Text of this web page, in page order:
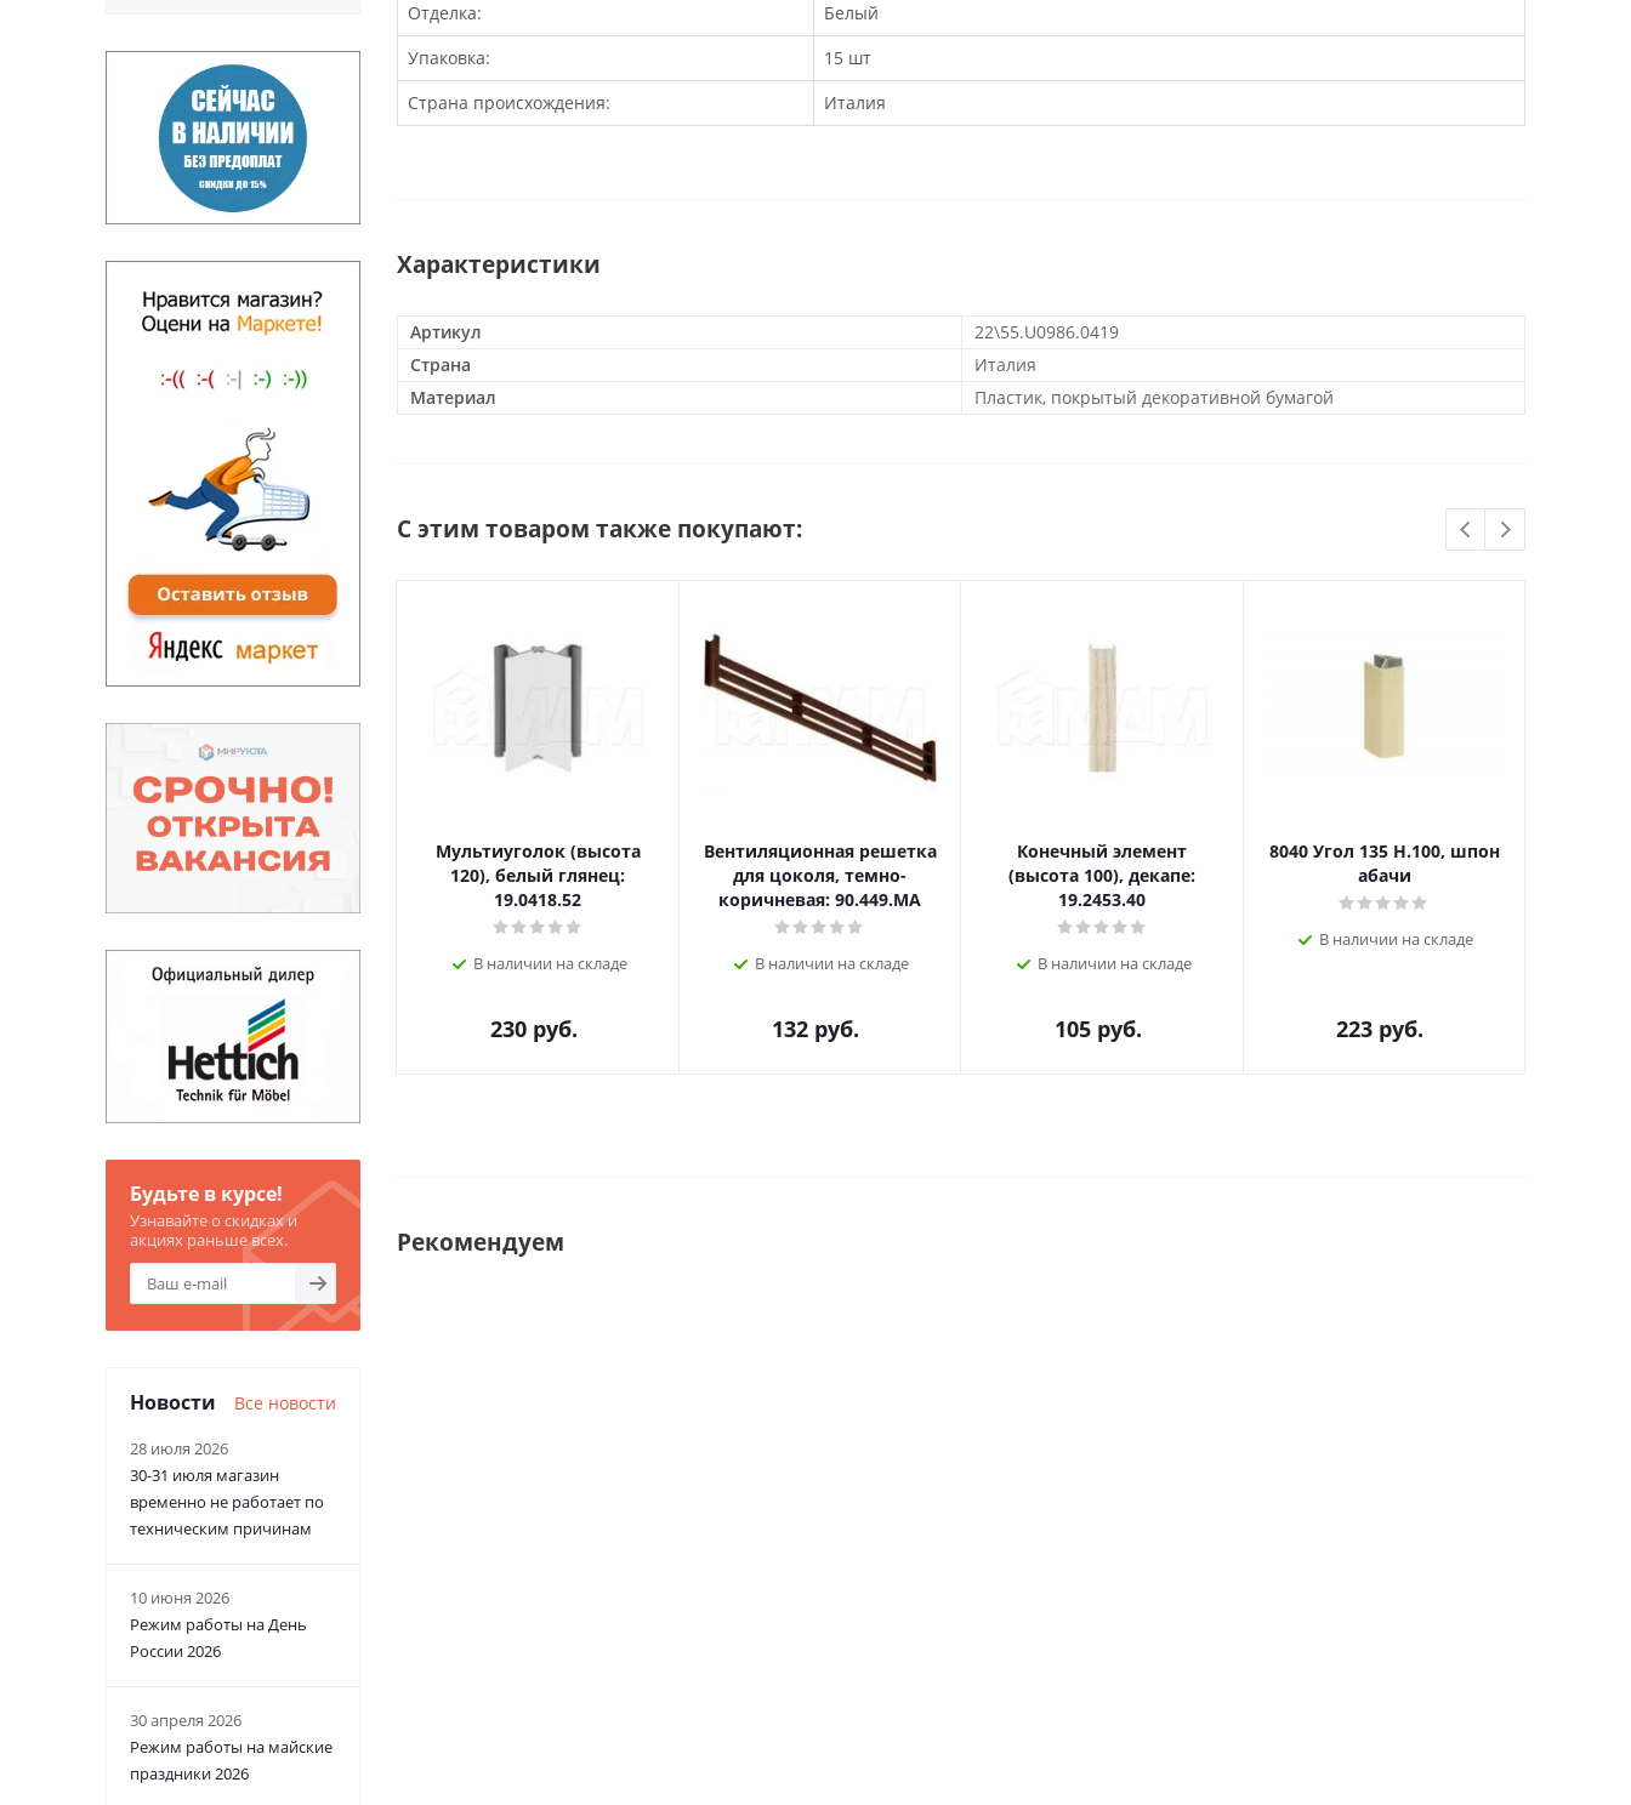
Отделка:
Белый
Упаковка:
15 шт
Страна происхождения:
Италия
Характеристики
Артикул
22\55.U0986.0419
Страна
Италия
Материал
Пластик, покрытый декоративной бумагой
С этим товаром также покупают:
Мультиуголок (высота
120), белый глянец:
19.0418.52
В наличии на складе
230руб.
Вентиляционная решетка
для цоколя, темно-
коричневая: 90.449.MA
В наличии на складе
132 руб.
Конечный элемент
(высота 100), декапе:
19.2453.40
В наличии на складе
105руб.
8040 Угол 135 Н.100, шпон
абачи
В наличии на складе
223 руб.
Рекомендуем
Будьте в курсе!
Узнавайте о скидках и
акциях раньше всех.
Новости Все новости
28 июля 2026
30-31 июля магазин
временно не работает по
техническим причинам
10 июня 2026
Режим работы на День
России 2026
30 апреля 2026
Режим работы на майские
праздники 2026